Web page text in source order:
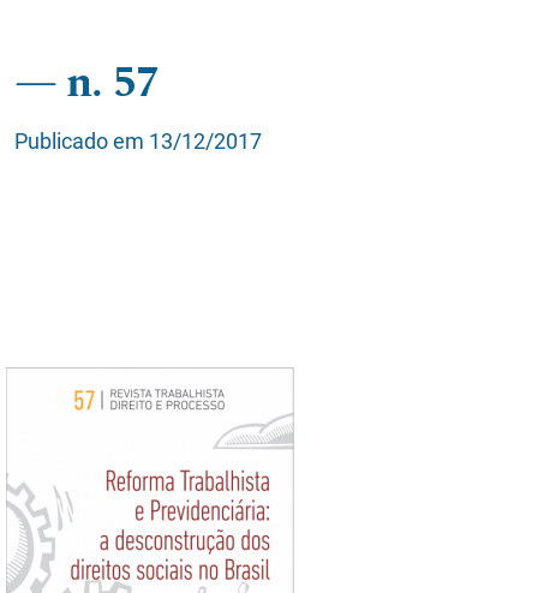
n. 57
Publicado em 13/12/2017